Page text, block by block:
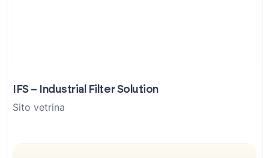
IFS – Industrial Filter Solution
Sito vetrina